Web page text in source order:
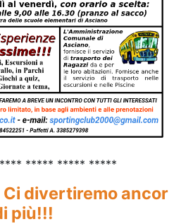
***** ***** *****
divertiremo ancor
più!!!